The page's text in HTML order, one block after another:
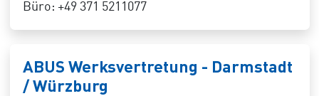
Büro: +49 371 5211077
ABUS Werksvertretung - Darmstadt
/ Würzburg